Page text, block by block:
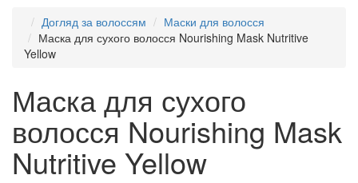
Догляд за волоссям
Маски для волосся
Маска для сухого волосся Nourishing Mask Nutritive
Yellow
Маска для сухого
волосся Nourishing Mask
Nutritive Yellow